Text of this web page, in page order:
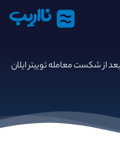
نااریب
از شکست معامله توییتر ایلان